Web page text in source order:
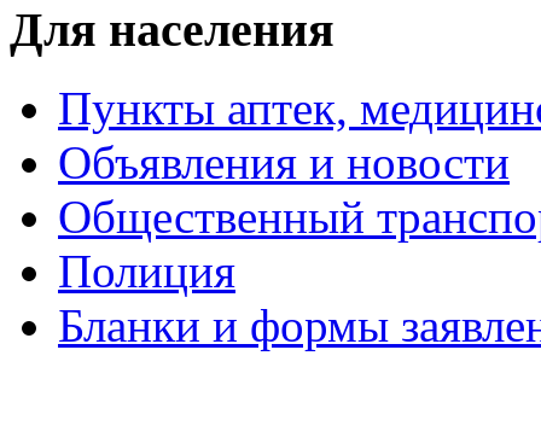
Для населения
Пункты аптек,
Объявления и новости
Общественный
Полиция
Бланки и формы